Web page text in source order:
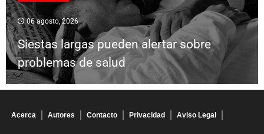
06 agosto, 2026
Siestas largas pueden alertar sobre
problemas de salud
Acerca Autores Contacto Privacidad Aviso Legal